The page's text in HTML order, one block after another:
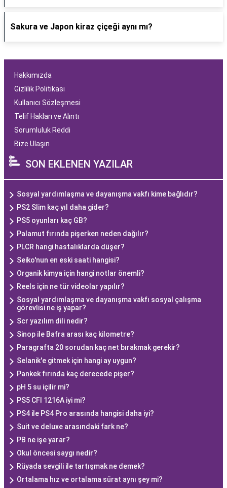
Sakura ve Japon kiraz çiçeği aynı mı?
Hakkımızda
Gizlilik Politikası
Kullanıcı Sözleşmesi
Telif Hakları ve Alıntı
Sorumluluk Reddi
Bize Ulaşın
SON EKLENEN YAZILAR
Sosyal yardımlaşma ve dayanışma vakfı kime bağlıdır?
PS2 Slim kaç yıl daha gider?
PS5 oyunları kaç GB?
Palamut fırında pişerken neden dağılır?
PLCR hangi hastalıklarda düşer?
Seiko'nun en eski saati hangisi?
Organik kimya için hangi notlar önemli?
Reels için ne tür videolar yapılır?
Sosyal yardımlaşma ve dayanışma vakfı sosyal çalışma
görevlisi ne iş yapar?
Scr yazılım dili nedir?
Sinop ile Bafra arası kaç kilometre?
Paragrafta 20 sorudan kaç net bırakmak gerekir?
Selanik'e gitmek için hangi ay uygun?
Pankek fırında kaç derecede pişer?
pH 5 su içilir mi?
PS5 CFI 1216A iyi mi?
PS4 ile PS4 Pro arasında hangisi daha iyi?
Suit ve deluxe arasındaki fark ne?
PB ne işe yarar?
Okul öncesi saygı nedir?
Rüyada sevgili ile tartışmak ne demek?
Ortalama hız ve ortalama sürat aynı şey mi?